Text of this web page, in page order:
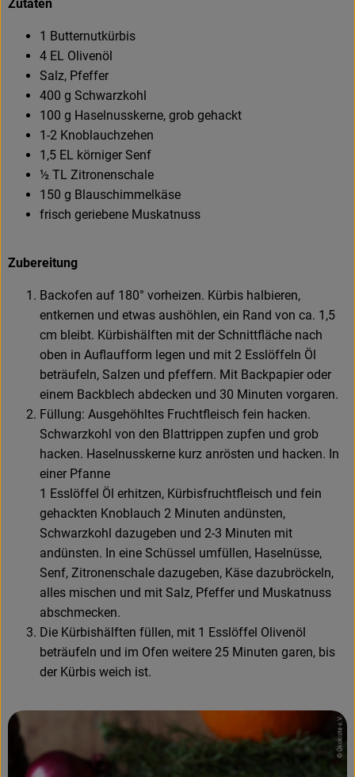
Zutaten
1 Butternutkürbis
4 EL Olivenöl
Salz, Pfeffer
400 g Schwarzkohl
100 g Haselnusskerne, grob gehackt
1-2 Knoblauchzehen
1,5 EL körniger Senf
½ TL Zitronenschale
150 g Blauschimmelkäse
frisch geriebene Muskatnuss
Zubereitung
Backofen auf 180° vorheizen. Kürbis halbieren,
entkernen und etwas aushöhlen, ein Rand von ca. 1,5
cm bleibt. Kürbishälften mit der Schnittfläche nach
oben in Auflaufform legen und mit 2 Esslöffeln Öl
beträufeln, Salzen und pfeffern. Mit Backpapier oder
einem Backblech abdecken und 30 Minuten vorgaren.
Füllung: Ausgehöhltes Fruchtfleisch fein hacken.
Schwarzkohl von den Blattrippen zupfen und grob
hacken. Haselnusskerne kurz anrösten und hacken. In
einer Pfanne
1 Esslöffel Öl erhitzen, Kürbisfruchtfleisch und fein
gehackten Knoblauch 2 Minuten andünsten,
Schwarzkohl dazugeben und 2-3 Minuten mit
andünsten. In eine Schüssel umfüllen, Haselnüsse,
Senf, Zitronenschale dazugeben, Käse dazubröckeln,
alles mischen und mit Salz, Pfeffer und Muskatnuss
abschmecken.
Die Kürbishälften füllen, mit 1 Esslöffel Olivenöl
beträufeln und im Ofen weitere 25 Minuten garen, bis
der Kürbis weich ist.